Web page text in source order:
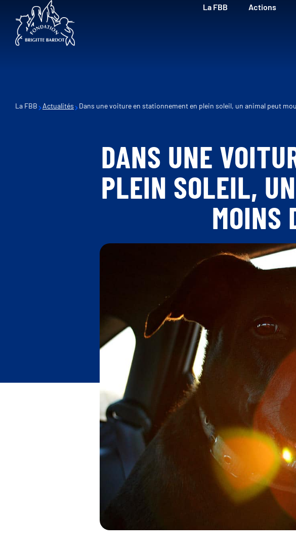
La FBB Actions
La FBB Actualités Dans une voiture en stationnement en plein soleil, un animal peut
DANS UNE
PLEIN SOLEIL,
MOINS